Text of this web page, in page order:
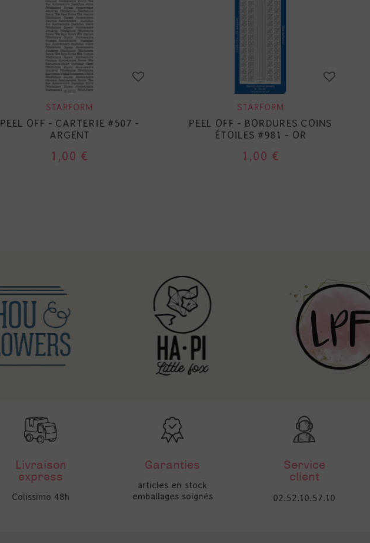
STARFORM
PEEL OFF - CARTERIE #507 -
ARGENT
1,00 €
STARFORM
PEEL OFF - BORDURES COINS
ÉTOILES #981 - OR
1,00 €
Livraison
express
Colissimo 48h
Garanties
articles en stock
emballages soignés
Service
client
02.52.10.57.10